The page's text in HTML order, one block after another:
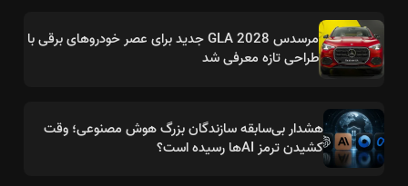
مرسدس GLA 2028 جدید برای عصر خودروهای برقی با
طراحی تازه معرفی شد
هشدار بی‌سابقه سازندگان بزرگ هوش مصنوعی؛ وقت
کشیدن ترمز AIها رسیده است؟